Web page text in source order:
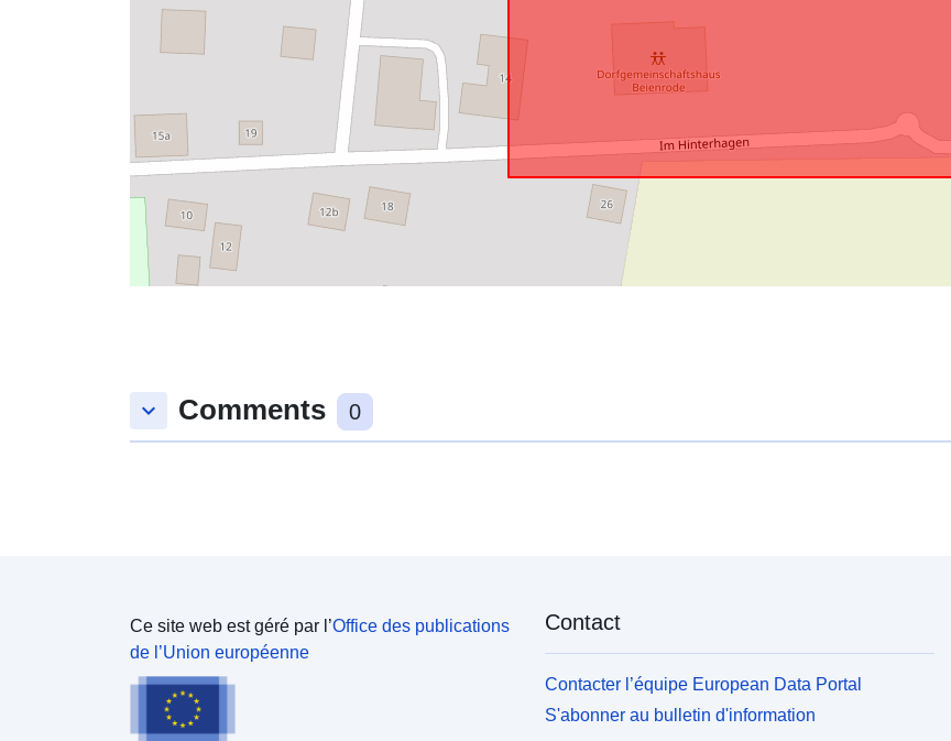
keyboard_arrow_down Comments 0
Ce site web est géré par l’Office des publications
de l’Union européenne
Contact
Contacter l’équipe European Data Portal
S'abonner au bulletin d'information